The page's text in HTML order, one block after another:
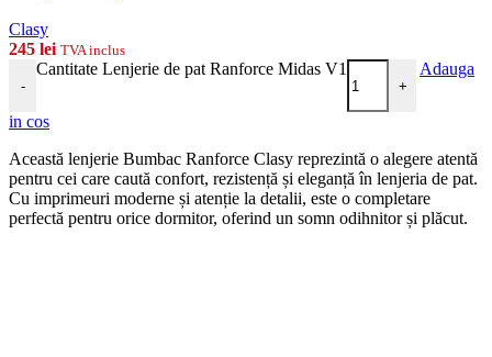
Clasy
245 lei TVA inclus
-
Cantitate Lenjerie de pat Ranforce Midas V1
+
Adauga
in cos
Această lenjerie Bumbac Ranforce Clasy reprezintă o alegere atentă
pentru cei care caută confort, rezistență și eleganță în lenjeria de pat.
Cu imprimeuri moderne și atenție la detalii, este o completare
perfectă pentru orice dormitor, oferind un somn odihnitor și plăcut.